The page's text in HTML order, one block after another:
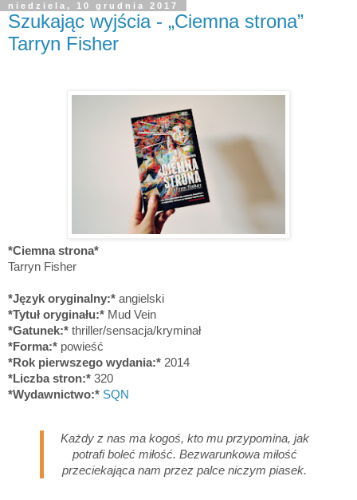
niedziela, 10 grudnia 2017
Szukając wyjścia - „Ciemna strona”
Tarryn Fisher
*Ciemna strona*
Tarryn Fisher
*Język oryginalny:* angielski
*Tytuł oryginału:* Mud Vein
*Gatunek:* thriller/sensacja/kryminał
*Forma:* powieść
*Rok pierwszego wydania:* 2014
*Liczba stron:* 320
*Wydawnictwo:* SQN
Każdy z nas ma kogoś, kto mu przypomina, jak
potrafi boleć miłość. Bezwarunkowa miłość
przeciekająca nam przez palce niczym piasek.